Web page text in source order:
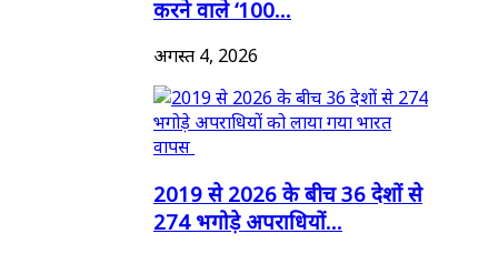
करने वाले ‘100...
अगस्त 4, 2026
2019 से 2026 के बीच 36 देशों से
274 भगोड़े अपराधियों...